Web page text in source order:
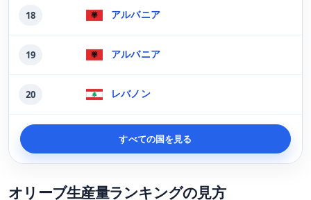
18 アルバニア
19 アルバニア
20 レバノン
すべての国を見る
オリーブ生産量ランキングの見方